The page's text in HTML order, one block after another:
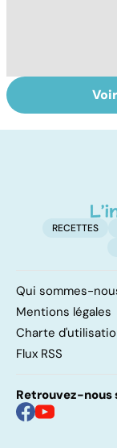
Comment
ses bonnes
RECETTES
Qui sommes-
Mentions légales
Charte
Flux RSS
Retrouvez-nous